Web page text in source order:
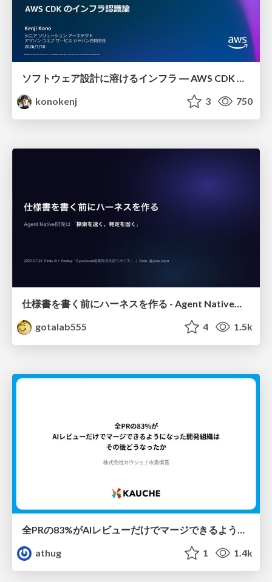
ソフトウェア設計に溶けるインフラ ― AWS CDK のインフラ認識論
konokenj
3 750
仕様書を書く前にハーネスを作る - Agent Native開発は「探索を速く、判定を固く」
gotalab555
4 1.5k
athug
1 1.4k